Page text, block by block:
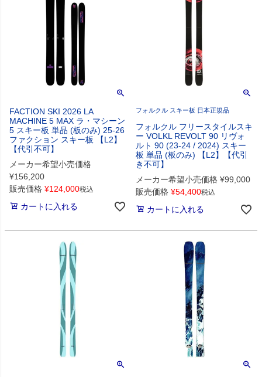
FACTION SKI 2026 LA
MACHINE 5 MAX ラ・マシーン
5 スキー板 単品 (板のみ) 25-26
ファクション スキー板 【L2】
【代引不可】
メーカー希望小売価格
¥156,200
販売価格 ¥124,000税込
カートに入れる
フォルクル スキー板 日本正規品
フォルクル フリースタイルスキ
ー VOLKL REVOLT 90 リヴォ
ルト 90 (23-24 / 2024) スキー
板 単品 (板のみ) 【L2】【代引
き不可】
メーカー希望小売価格 ¥99,000
販売価格 ¥54,400税込
カートに入れる